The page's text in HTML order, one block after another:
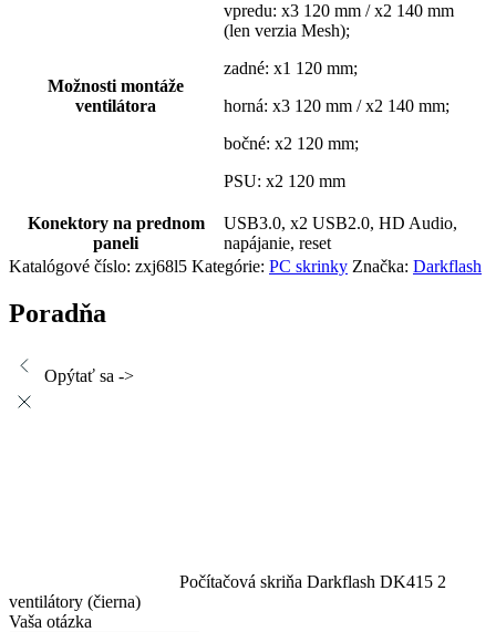
Možnosti montáže
ventilátora
vpredu: x3 120 mm / x2 140 mm
(len verzia Mesh);
zadné: x1 120 mm;
horná: x3 120 mm / x2 140 mm;
bočné: x2 120 mm;
PSU: x2 120 mm
Konektory na prednom
paneli
USB3.0, x2 USB2.0, HD Audio,
napájanie, reset
Katalógové číslo: zxj68l5 Kategórie: PC skrinky Značka: Darkflash
Poradňa
Opýtať sa ->
Počítačová skriňa Darkflash DK415 2
ventilátory (čierna)
Vaša otázka